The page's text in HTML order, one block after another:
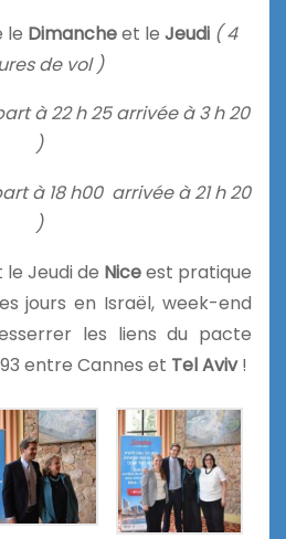
le Dimancheet le Jeudi ( 4
de vol )
à 22 h 25 arrivée à 3 h 20
)
à 18 h00 arrivée à 21 h 20
)
de Niceest pratique
jours en Israël, week-end
les liens du pacte
entre Cannes et Tel Aviv!